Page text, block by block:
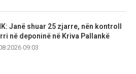
Janë shuar 25 zjarre, nën kontroll
në deponinë në Kriva Pallankë
09:03